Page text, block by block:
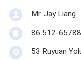
Mr. Jay Liang
86 512-
53 Ruyuan